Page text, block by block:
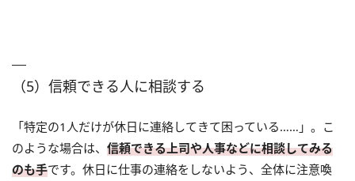
（5）信頼できる人に相談する
「特定の1人だけが休日に連絡してきて困っている……」。こ
のような場合は、 信頼できる上司や人事などに相談してみる
のも手です。休日に仕事の連絡をしないよう、全体に注意喚